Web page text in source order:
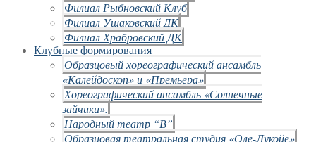
Филиал Рыбновский Клуб
Филиал Ушаковский ДК
Филиал Храбровский ДК
Клубные формирования
Образцовый хореографический ансамбль
«Калейдоскоп» и «Премьера»
Хореографический ансамбль «Солнечные
зайчики».
Народный театр “В”
Образцовая театральная студия «Оле-Лукойе»